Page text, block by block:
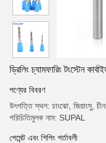
ড্রিলিং চ্যামফারিং টংস্টেন
পণ্যের বিবরণ
উৎপত্তি স্থল: চাংঝো, জিয়াংসু, চীন
পরিচিতিমুলক নাম: SUPAL
পেমেন্ট এবং শিপিং শর্তাবলী